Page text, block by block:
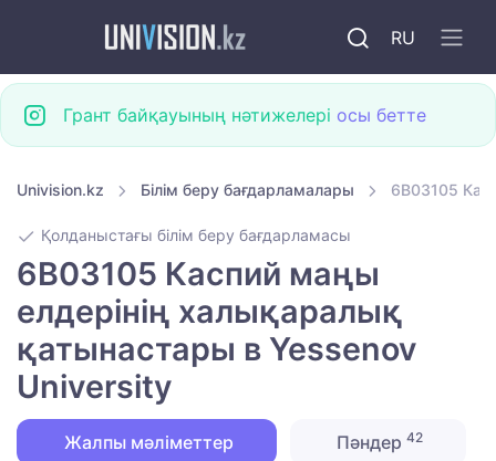
RU
Грант байқауының нәтижелері осы бетте
Univision.kz Білім беру бағдарламалары 6B03105
Қолданыстағы білім беру бағдарламасы
6B03105 Каспий маңы
елдерінің халықаралық
қатынастары в Yessenov
University
Жалпы мәліметтер Пәндер42